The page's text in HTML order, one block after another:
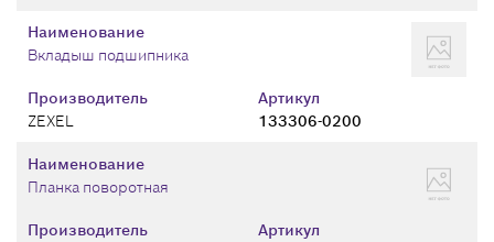
Производитель
ZEXEL
Артикул
133306-0200
Наименование
Вкладыш подшипника
Производитель
Артикул
Наименование
Планка поворотная